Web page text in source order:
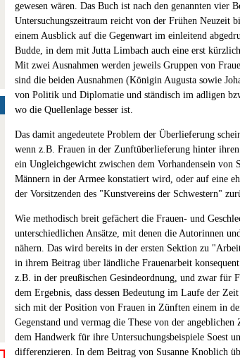
gewesen wären. Das Buch ist nach den genannten vier
Untersuchungszeitraum reicht von der Frühen Neuzeit
einem Ausblick auf die Gegenwart im einleitend
Budde, in dem mit Jutta Limbach auch eine erst
Mit zwei Ausnahmen werden jeweils Gruppen von
sind die beiden Ausnahmen (Königin Augusta sowie
von Politik und Diplomatie und ständisch im adligen
wo die Quellenlage besser ist.
Das damit angedeutete Problem der Überlieferung
wenn z.B. Frauen in der Zunftüberlieferung hinter
ein Ungleichgewicht zwischen dem Vorhandensein von
Männern in der Armee konstatiert wird, oder auf eine
der Vorsitzenden des "Kunstvereins der Schwestern"
Wie methodisch breit gefächert die Frauen- und
unterschiedlichen Ansätze, mit denen die Autorinnen
nähern. Das wird bereits in der ersten Sektion zu
in ihrem Beitrag über ländliche Frauenarbeit
z.B. in der preußischen Gesindeordnung, und zwar für
dem Ergebnis, dass dessen Bedeutung im Laufe der
sich mit der Position von Frauen in Zünften einem in
Gegenstand und vermag die These von der
dem Handwerk für ihre Untersuchungsbeispiele Soest
differenzieren. In dem Beitrag von Susanne Knoblich